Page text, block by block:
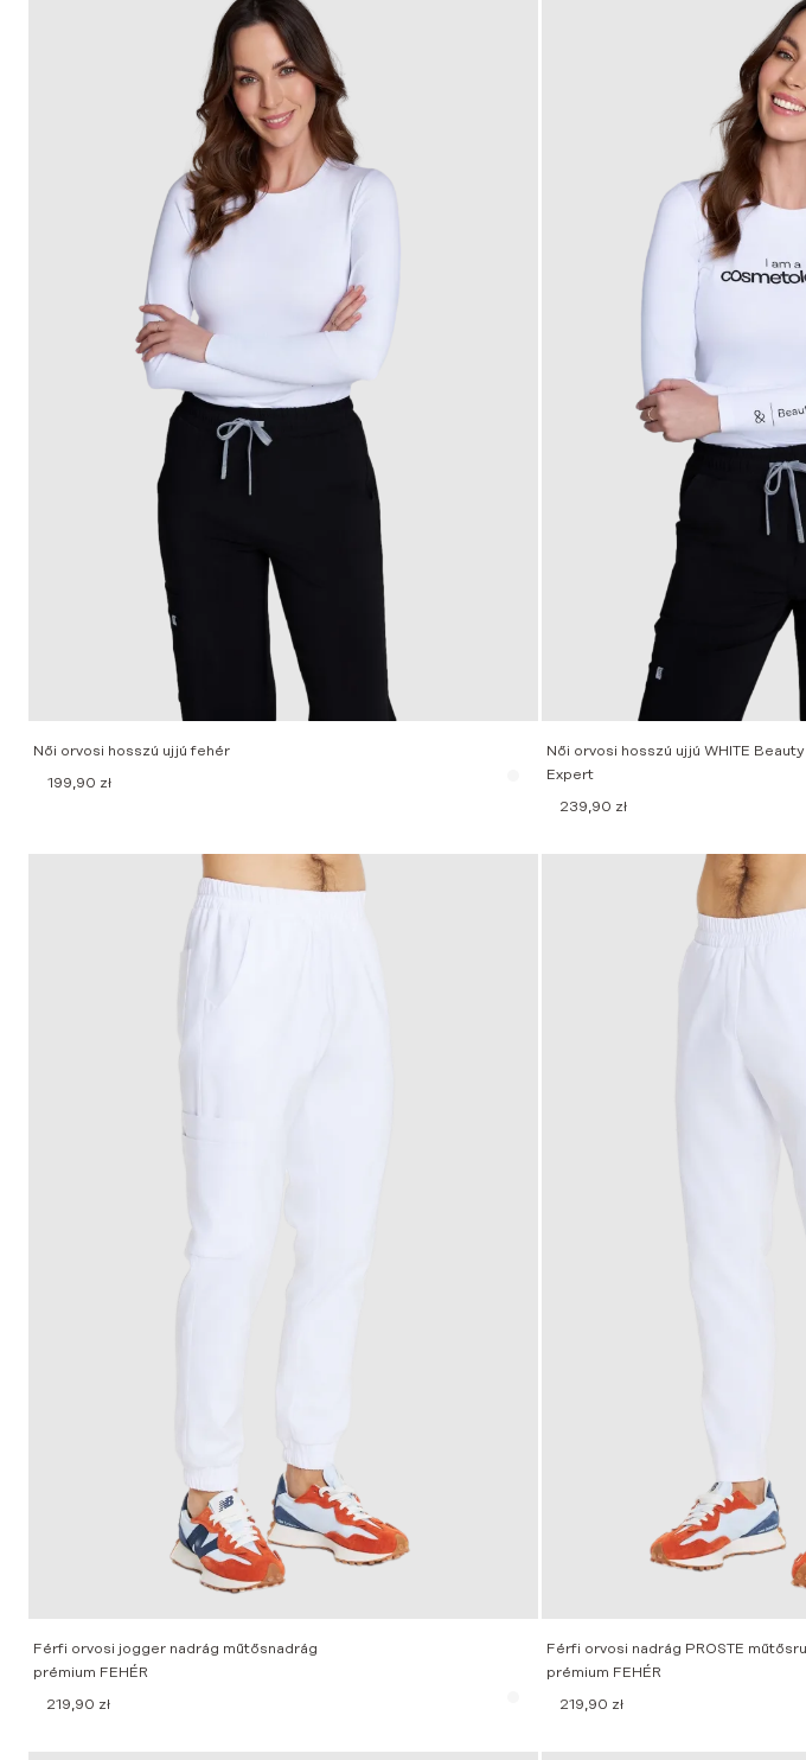
Női orvosi hosszú ujjú fehér
199,90 zł
Női orvosi hosszú ujjú WHITE Beauty
Expert
239,90 zł
Férfi orvosi jogger nadrág műtősnadrág
prémium FEHÉR
219,90 zł
Férfi orvosi nadrág PROSTE
prémium FEHÉR
219,90 zł